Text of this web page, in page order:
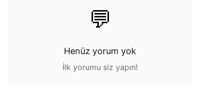
💬
Henüz yorum yok
İlk yorumu siz yapın!